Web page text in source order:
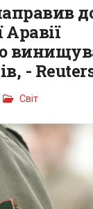
Аравії
-
Світ